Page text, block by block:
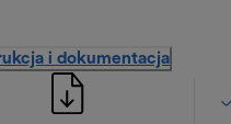
i dokumentacja